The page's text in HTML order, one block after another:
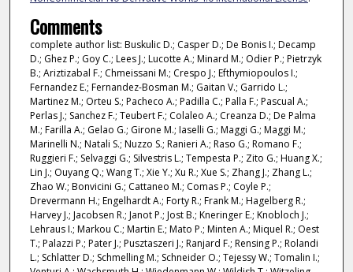
Comments
complete author list: Buskulic D.; Casper D.; De Bonis I.; Decamp
D.; Ghez P.; Goy C.; Lees J.; Lucotte A.; Minard M.; Odier P.; Pietrzyk
B.; Ariztizabal F.; Chmeissani M.; Crespo J.; Efthymiopoulos I.;
Fernandez E.; Fernandez-Bosman M.; Gaitan V.; Garrido L.;
Martinez M.; Orteu S.; Pacheco A.; Padilla C.; Palla F.; Pascual A.;
Perlas J.; Sanchez F.; Teubert F.; Colaleo A.; Creanza D.; De Palma
M.; Farilla A.; Gelao G.; Girone M.; Iaselli G.; Maggi G.; Maggi M.;
Marinelli N.; Natali S.; Nuzzo S.; Ranieri A.; Raso G.; Romano F.;
Ruggieri F.; Selvaggi G.; Silvestris L.; Tempesta P.; Zito G.; Huang X.;
Lin J.; Ouyang Q.; Wang T.; Xie Y.; Xu R.; Xue S.; Zhang J.; Zhang L.;
Zhao W.; Bonvicini G.; Cattaneo M.; Comas P.; Coyle P.;
Drevermann H.; Engelhardt A.; Forty R.; Frank M.; Hagelberg R.;
Harvey J.; Jacobsen R.; Janot P.; Jost B.; Kneringer E.; Knobloch J.;
Lehraus I.; Markou C.; Martin E.; Mato P.; Minten A.; Miquel R.; Oest
T.; Palazzi P.; Pater J.; Pusztaszeri J.; Ranjard F.; Rensing P.; Rolandi
L.; Schlatter D.; Schmelling M.; Schneider O.; Tejessy W.; Tomalin I.;